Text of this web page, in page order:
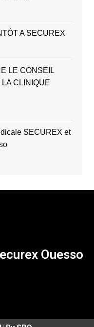
A SECUREX
LE CONSEIL
CLINIQUE
SECUREX et
Ouesso